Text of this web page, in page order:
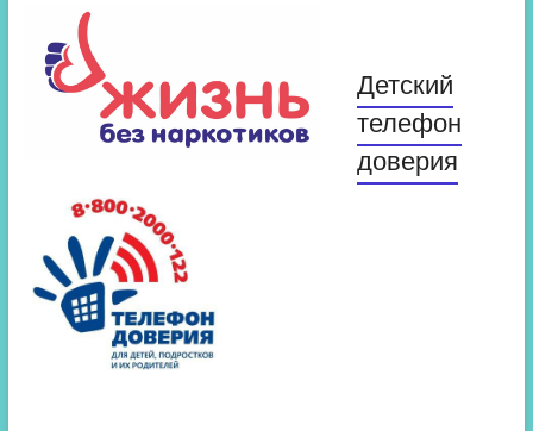
Детский
телефон
доверия